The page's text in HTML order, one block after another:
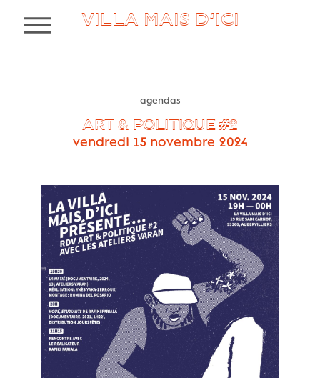
VILLA MAIS D’ICI
MENU
agendas
ART & POLITIQUE #2
vendredi 15 novembre 2024